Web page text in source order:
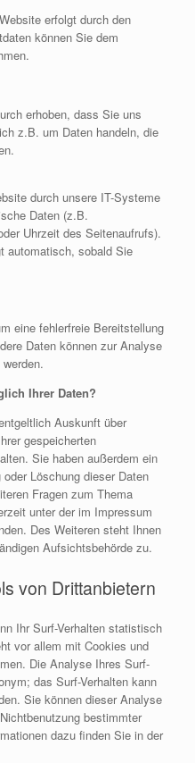
erfolgt durch den
können Sie dem
erhoben, dass Sie uns
z.B. um Daten handeln, die
durch unsere IT-Systeme
Daten (z.B.
Uhrzeit des Seitenaufrufs).
automatisch, sobald Sie
eine fehlerfreie Bereitstellung
Daten können zur Analyse
Ihrer Daten?
Auskunft über
gespeicherten
Sie haben außerdem ein
Löschung dieser Daten
Fragen zum Thema
unter der im Impressum
Des Weiteren steht Ihnen
Aufsichtsbehörde zu.
von Drittanbietern
Ihr Surf-Verhalten statistisch
vor allem mit Cookies und
Die Analyse Ihres Surf-
das Surf-Verhalten kann
Sie können dieser Analyse
bestimmter
dazu finden Sie in der